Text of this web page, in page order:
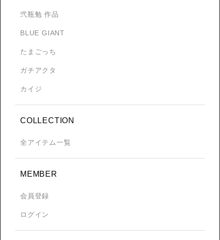
弐瓶勉 作品
BLUE GIANT
たまごっち
ガチアクタ
カイジ
COLLECTION
全アイテム一覧
MEMBER
会員登録
ログイン